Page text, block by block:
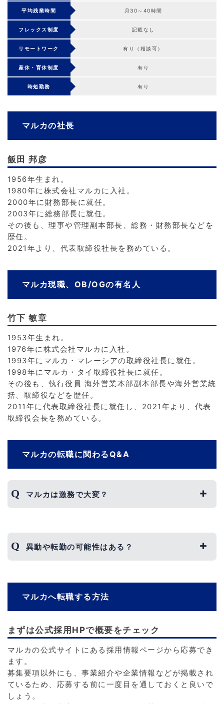
平均残業時間 月30～40時間
フレックス制度 記載なし
リモートワーク 有り（相談可）
産休・育休制度 有り
時短勤務 有り
マルカの社長
飯田 邦彦
1956年生まれ。
1980年に株式会社マルカに入社。
2000年に財務部長に就任。
2003年に総務部長に就任。
その後も、理事や管理副本部長、総務・財務部長などを
歴任。
2021年より、代表取締役社長を務めている。
マルカ現職、OB/OGの有名人
竹下 敏章
1953年生まれ。
1976年に株式会社マルカに入社。
1993年にマルカ・マレーシアの取締役社長に就任。
1998年にマルカ・タイ取締役社長に就任。
その後も、執行役員 海外営業本部副本部長や海外営業統
括、取締役などを歴任。
2011年に代表取締役社長に就任し、2021年より、代表
取締役会長を務めている。
マルカの転職に関わるQ&A
マルカは激務で大変？
海外展開を積極的に推進しているため、一人一人
が請け負う業務量は多くなる傾向があり、残業す
そのため、人によってはプライベートを充実させ
ることが難しいかもしれません。
れるため、バリバリ働きたいという方には嬉しい
でしょう。
異動や転勤の可能性はある？
一定以上の実績を残して周囲に認められること
で、海外出張や海外転勤の可能性があるでしょ
う。
そのため、さまざまな部署で経験を積みたいとい
う方には向いている企業といえます。
マルカへ転職する方法
まずは公式採用HPで概要をチェック
マルカの公式サイトにある採用情報ページから応募でき
ます。
募集要項以外にも、事業紹介や企業情報などが掲載され
ているため、応募する前に一度目を通しておくと良いで
しょう。